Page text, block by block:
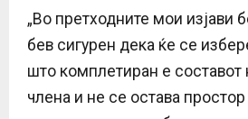
„Во претходните мои изјави
бев сигурен дека ќе се
што комплетиран е
члена и не се остава